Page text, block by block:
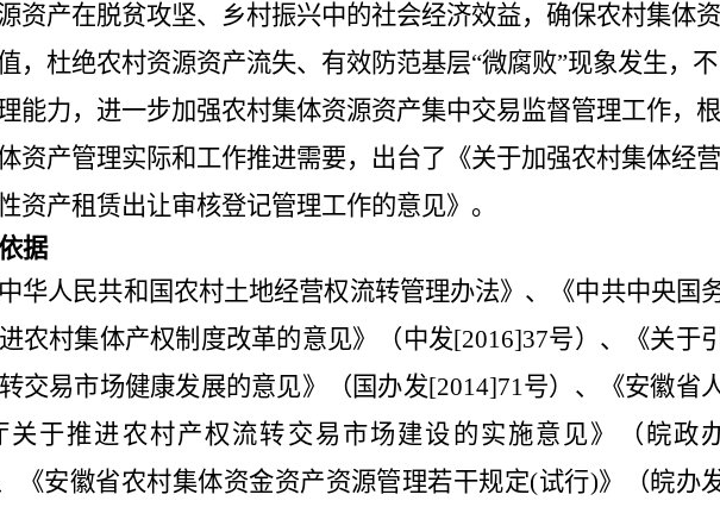
资产在脱贫攻坚、乡村振兴中的社会经济效益，确保农村集体资
，杜绝农村资源资产流失、有效防范基层“微腐败”现象发生，不
能力，进一步加强农村集体资源资产集中交易监督管理工作，根
资产管理实际和工作推进需要，出台了《关于加强农村集体经营
资产租赁出让审核登记管理工作的意见》。
据
华人民共和国农村土地经营权流转管理办法》、《中共中央国
农村集体产权制度改革的意见》（中发[2016]37号）、《关于引
交易市场健康发展的意见》（国办发[2014]71号）、《安徽省
关于推进农村产权流转交易市场建设的实施意见》（皖政
《安徽省农村集体资金资产资源管理若干规定(试行)》（皖办